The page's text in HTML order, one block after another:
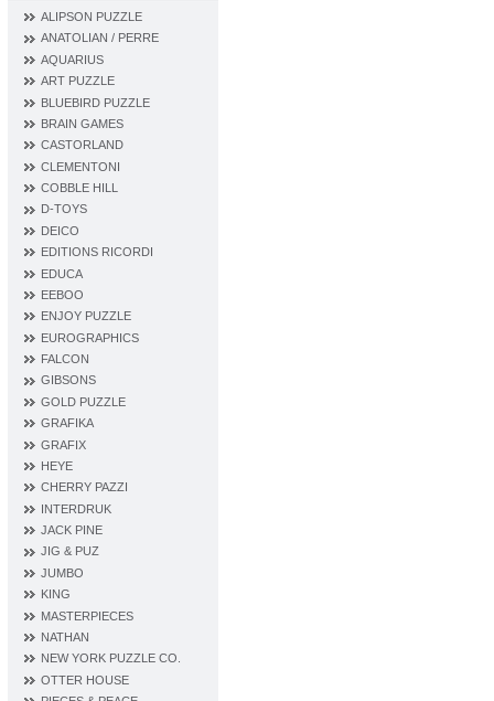
ALIPSON PUZZLE
ANATOLIAN / PERRE
AQUARIUS
ART PUZZLE
BLUEBIRD PUZZLE
BRAIN GAMES
CASTORLAND
CLEMENTONI
COBBLE HILL
D‐TOYS
DEICO
EDITIONS RICORDI
EDUCA
EEBOO
ENJOY PUZZLE
EUROGRAPHICS
FALCON
GIBSONS
GOLD PUZZLE
GRAFIKA
GRAFIX
HEYE
CHERRY PAZZI
INTERDRUK
JACK PINE
JIG & PUZ
JUMBO
KING
MASTERPIECES
NATHAN
NEW YORK PUZZLE CO.
OTTER HOUSE